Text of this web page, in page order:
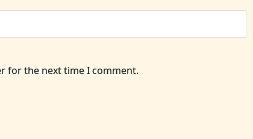
for the next time I comment.